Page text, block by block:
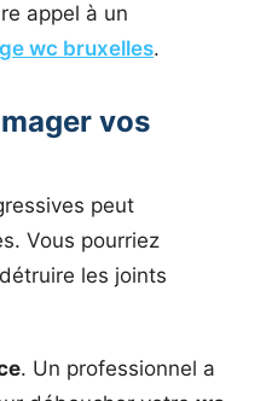
appel à un
wc bruxelles.
vos
peut
Vous pourriez
les joints
. Un professionnel a